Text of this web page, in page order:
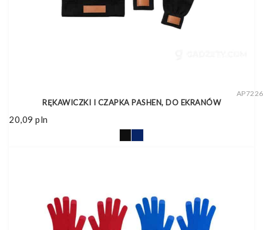
RĘKAWICZKI I CZAPKA PASHEN, DO EKRANÓW
20,09 pln